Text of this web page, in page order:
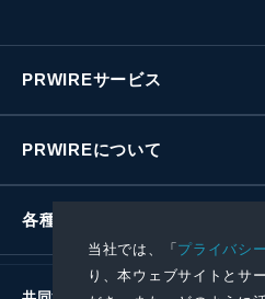
当社では、「プライバシ
り、本ウェブサイトとサ
PRWIREサービス
PRWIREについて
各種お問い合わせ